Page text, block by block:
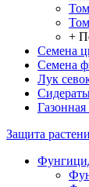
+
Семена
Семена
Лук
Газонная
Защита